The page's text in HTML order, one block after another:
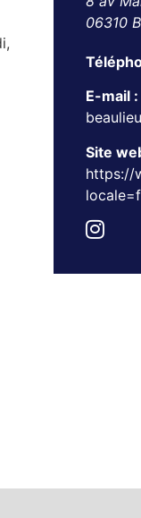
06310
E-mail :
Site
https://